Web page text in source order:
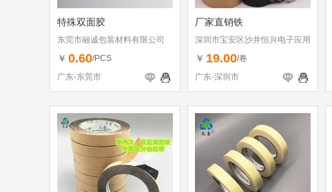
特殊双面胶
东莞市融诚包装材料有限公司
￥ 0.60/PCS
广东-东莞市
厂家直销铁
深圳市宝安区沙井恒兴电子应用
材料行
￥ 19.00/卷
广东-深圳市